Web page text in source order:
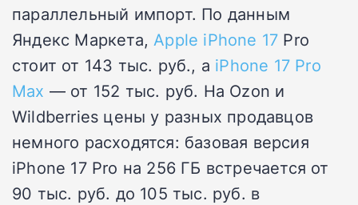
параллельный импорт. По данным
Яндекс Маркета,Apple iPhone 17 Pro
стоит от 143 тыс. руб., а iPhone 17 Pro
Max — от 152 тыс. руб. На Ozon и
Wildberries цены у разных продавцов
немного расходятся: базовая версия
iPhone 17 Pro на 256 ГБ встречается от
90 тыс. руб. до 105 тыс. руб. в